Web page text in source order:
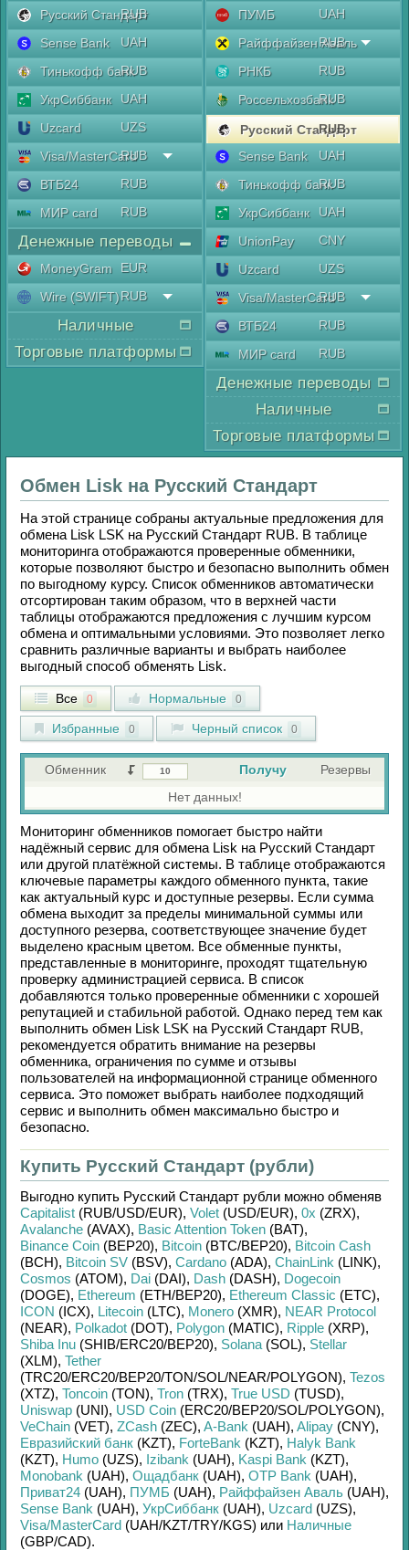
Русский Стандарт
RUB
Sense Bank
UAH
Тинькофф банкRUB
УкрСиббанк
UAH
Uzcard
UZS
Visa/MasterCard
RUB
ВТБ24
RUB
МИР card
RUB
Денежные переводы
MoneyGram
EUR
Wire (SWIFT)RUB
Наличные
Торговые платформы
ПУМБ
UAH
Райффайзен Аваль
RUB
РНКБ
RUB
РоссельхозбанкRUB
Русский Стандарт
RUB
Sense Bank
UAH
Тинькофф банкRUB
УкрСиббанк
UAH
UnionPay
CNY
Uzcard
UZS
Visa/MasterCard
RUB
ВТБ24
RUB
МИР card
RUB
Денежные переводы
Наличные
Торговые платформы
Обмен Lisk на Русский Стандарт
На этой странице собраны актуальные предложения для
обмена Lisk LSK на Русский Стандарт RUB. В таблице
мониторинга отображаются проверенные обменники,
которые позволяют быстро и безопасно выполнить обмен
по выгодному курсу. Список обменников автоматически
отсортирован таким образом, что в верхней части
таблицы отображаются предложения с лучшим курсом
обмена и оптимальными условиями. Это позволяет легко
сравнить различные варианты и выбрать наиболее
выгодный способ обменять Lisk.
Все 0 Нормальные 0
Избранные 0 Черный список 0
Обменник Получу
Резервы
Нет данных!
Мониторинг обменников помогает быстро найти
надёжный сервис для обмена Lisk на Русский Стандарт
или другой платёжной системы. В таблице отображаются
ключевые параметры каждого обменного пункта, такие
как актуальный курс и доступные резервы. Если сумма
обмена выходит за пределы минимальной суммы или
доступного резерва, соответствующее значение будет
выделено красным цветом. Все обменные пункты,
представленные в мониторинге, проходят тщательную
проверку администрацией сервиса. В список
добавляются только проверенные обменники с хорошей
репутацией и стабильной работой. Однако перед тем как
выполнить обмен Lisk LSK на Русский Стандарт RUB,
рекомендуется обратить внимание на резервы
обменника, ограничения по сумме и отзывы
пользователей на информационной странице обменного
сервиса. Это поможет выбрать наиболее подходящий
сервис и выполнить обмен максимально быстро и
безопасно.
Купить Русский Стандарт (рубли)
Выгодно купить Русский Стандарт рубли можно обменяв
Capitalist (RUB/USD/EUR), Volet (USD/EUR), 0x (ZRX),
Avalanche (AVAX), Basic Attention Token (BAT),
Binance Coin (BEP20), Bitcoin (BTC/BEP20), Bitcoin Cash
(BCH), Bitcoin SV (BSV), Cardano (ADA), ChainLink (LINK),
Cosmos (ATOM), Dai (DAI), Dash (DASH), Dogecoin
(DOGE), Ethereum (ETH/BEP20), Ethereum Classic (ETC),
ICON (ICX), Litecoin (LTC), Monero (XMR), NEAR Protocol
(NEAR), Polkadot (DOT), Polygon (MATIC), Ripple (XRP),
Shiba Inu (SHIB/ERC20/BEP20), Solana (SOL), Stellar
(XLM), Tether
(TRC20/ERC20/BEP20/TON/SOL/NEAR/POLYGON), Tezos
(XTZ), Toncoin (TON), Tron (TRX), True USD (TUSD),
Uniswap (UNI), USD Coin (ERC20/BEP20/SOL/POLYGON),
VeChain (VET), ZCash (ZEC), A-Bank (UAH), Alipay (CNY),
Евразийский банк (KZT), ForteBank (KZT), Halyk Bank
(KZT), Humo (UZS), Izibank (UAH), Kaspi Bank (KZT),
Monobank (UAH), Ощадбанк (UAH), OTP Bank (UAH),
Приват24 (UAH), ПУМБ (UAH), Райффайзен Аваль (UAH),
Sense Bank (UAH), УкрСиббанк (UAH), Uzcard (UZS),
Visa/MasterCard (UAH/KZT/TRY/KGS) или Наличные
(GBP/CAD).